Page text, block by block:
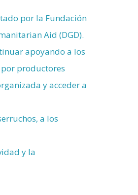
por la Fundación
Aid (DGD).
apoyando a los
productores
y acceder a
a los
y la